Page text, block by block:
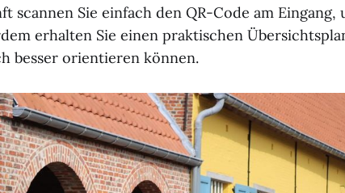
scannen Sie einfach den QR-Code am
erhalten Sie einen praktischen
besser orientieren können.